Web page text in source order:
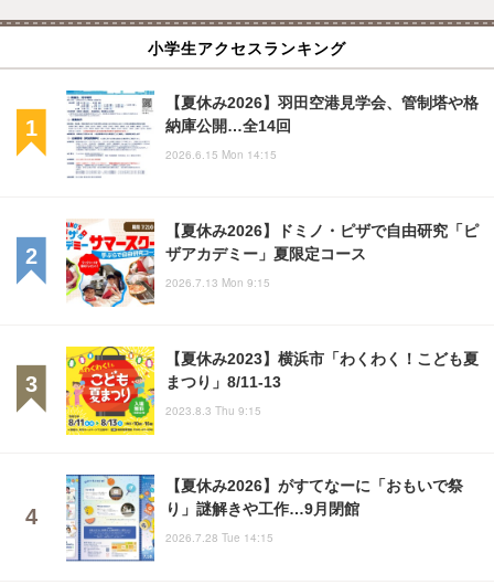
小学生アクセスランキング
【夏休み2026】羽田空港見学会、管制塔や格
納庫公開…全14回
2026.6.15 Mon 14:15
【夏休み2026】ドミノ・ピザで自由研究「ピ
ザアカデミー」夏限定コース
2026.7.13 Mon 9:15
【夏休み2023】横浜市「わくわく！こども夏
まつり」8/11-13
2023.8.3 Thu 9:15
【夏休み2026】がすてなーに「おもいで祭
り」謎解きや工作…9月閉館
2026.7.28 Tue 14:15